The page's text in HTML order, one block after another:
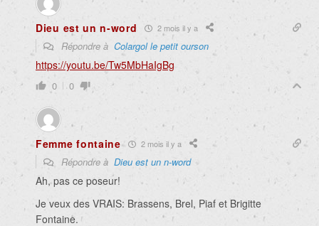
Dieu est un n-word 2 mois il y a
Répondre à Colargol le petit ourson
https://youtu.be/Tw5MbHaIgBg
0 0
Femme fontaine 2 mois il y a
Répondre à Dieu est un n-word
Ah, pas ce poseur!
Je veux des VRAIS: Brassens, Brel, Piaf et Brigitte
Fontaine.